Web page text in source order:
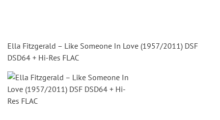
Ella Fitzgerald – Like Someone In Love (1957/2011) DSF
DSD64 + Hi-Res FLAC